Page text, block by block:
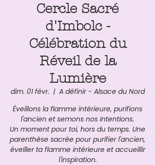
Cercle Sacré
d'Imbolc -
Célébration du
Réveil de la
Lumière
dim. 01 févr.
  |
A définir - Alsace du Nord
Éveillons la flamme intérieure, purifions
l'ancien et semons nos intentions.
Un moment pour toi, hors du temps. Une
parenthèse sacrée pour purifier l'ancien,
éveiller ta flamme intérieure et accueillir
l'inspiration.